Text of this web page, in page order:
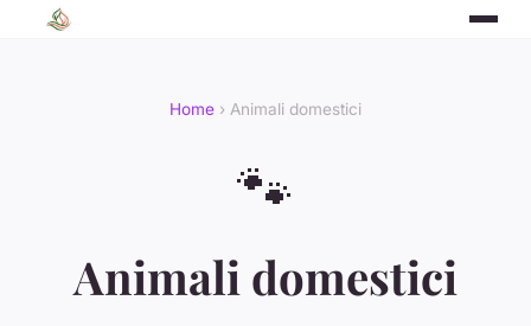
Home › Animali domestici
🐾
Animali domestici